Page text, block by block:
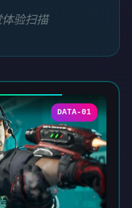
验扫描
DATA-01